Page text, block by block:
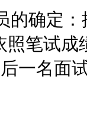
确定：
照笔试
一名面